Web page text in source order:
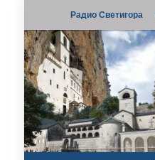
Радио Светигора